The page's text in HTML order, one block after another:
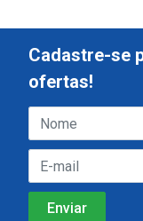
Cadastre-se
ofertas!